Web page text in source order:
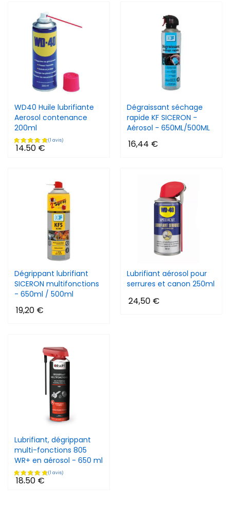
WD40 Huile lubrifiante
Aerosol contenance
200ml
14,50 €
Dégraissant séchage
rapide KF SICERON -
Aérosol - 650ML/500ML
16,44 €
Dégrippant lubrifiant
SICERON multifonctions
- 650ml / 500ml
19,20 €
Lubrifiant aérosol pour
serrures et canon 250ml
24,50 €
Lubrifiant, dégrippant
multi-fonctions 805
WR+ en aérosol - 650 ml
18,50 €